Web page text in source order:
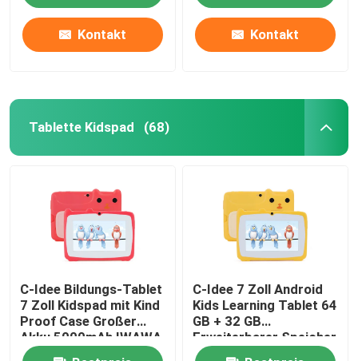
Kontakt Kontakt
Tablette Kidspad (68)
C-Idee Bildungs-Tablet
7 Zoll Kidspad mit Kind
Proof Case Großer
Akku 5000mAh IWAWA
Vorinstalliert CM80Red
C-Idee 7 Zoll Android
Kids Learning Tablet 64
GB + 32 GB
Erweiterbarer Speicher
HD Dual Kamera 2MP +